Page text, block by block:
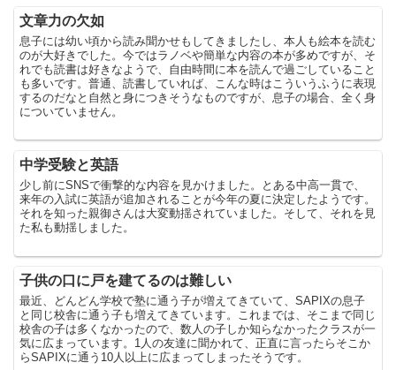
文章力の欠如
息子には幼い頃から読み聞かせもしてきましたし、本人も絵本を読む
のが大好きでした。今ではラノベや簡単な内容の本が多めですが、そ
れでも読書は好きなようで、自由時間に本を読んで過ごしていること
も多いです。普通、読書していれば、こんな時はこういうふうに表現
するのだなと自然と身につきそうなものですが、息子の場合、全く身
についていません。
中学受験と英語
少し前にSNSで衝撃的な内容を見かけました。とある中高一貫で、
来年の入試に英語が追加されることが今年の夏に決定したようです。
それを知った親御さんは大変動揺されていました。そして、それを見
た私も動揺しました。
子供の口に戸を建てるのは難しい
最近、どんどん学校で塾に通う子が増えてきていて、SAPIXの息子
と同じ校舎に通う子も増えてきています。これまでは、そこまで同じ
校舎の子は多くなかったので、数人の子しか知らなかったクラスが一
気に広まっています。1人の友達に聞かれて、正直に言ったらそこか
らSAPIXに通う10人以上に広まってしまったそうです。